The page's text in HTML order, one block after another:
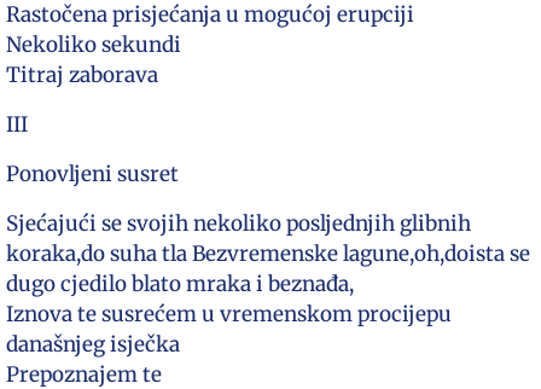
Rastočena prisjećanja u mogućoj erupciji
Nekoliko sekundi
Titraj zaborava
III
Ponovljeni susret
Sjećajući se svojih nekoliko posljednjih glibnih
koraka,do suha tla Bezvremenske lagune,oh,doista se
dugo cjedilo blato mraka i beznađa,
Iznova te susrećem u vremenskom procijepu
današnjeg isječka
Prepoznajem te